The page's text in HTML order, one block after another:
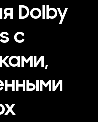
Dolby
с